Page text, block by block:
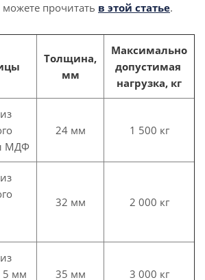
прочитать в этой статье.
Толщина,
мм
Максимально
допустимая
нагрузка, кг
МДФ
24 мм 1 500 кг
32 мм 2 000 кг
5 мм
35 мм 3 000 кг